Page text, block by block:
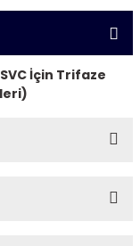
İçin Trifaze